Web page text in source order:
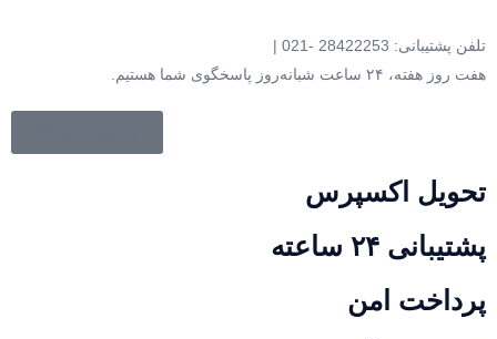
تلفن پشتیبانی: 28422253 -021 |
هفت روز هفته، ۲۴ ساعت شبانه‌روز پاسخگوی شما هستیم.
تحویل اکسپرس
پشتیبانی ۲۴ ساعته
پرداخت امن